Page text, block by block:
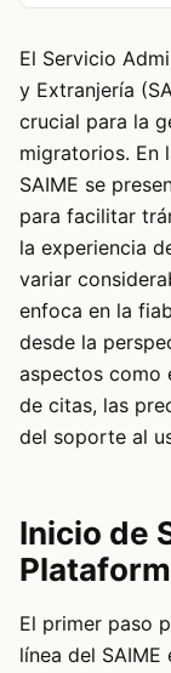
El Servicio
y Extranjería
crucial para la
migratorios. En
SAIME se
para facilitar
la experiencia
variar
enfoca en la
desde la
aspectos como
de citas, las
del soporte al
Inicio de
El primer paso
línea del